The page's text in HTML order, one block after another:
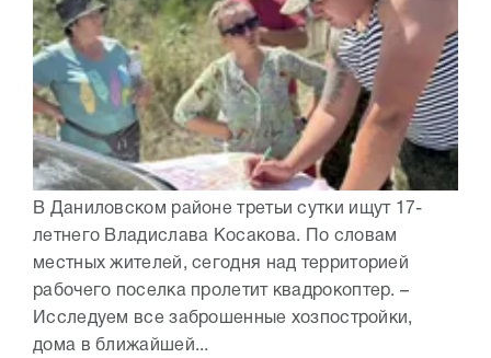
В Даниловском районе третьи сутки ищут 17-
летнего Владислава Косакова. По словам
местных жителей, сегодня над территорией
рабочего поселка пролетит квадрокоптер. –
Исследуем все заброшенные хозпостройки,
дома в ближайшей...